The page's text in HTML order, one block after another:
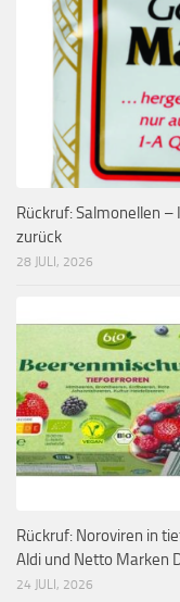
Rückruf: Salmonellen –
zurück
28 JULI, 2026
Rückruf: Noroviren in
Aldi und Netto Marken
24 JULI, 2026